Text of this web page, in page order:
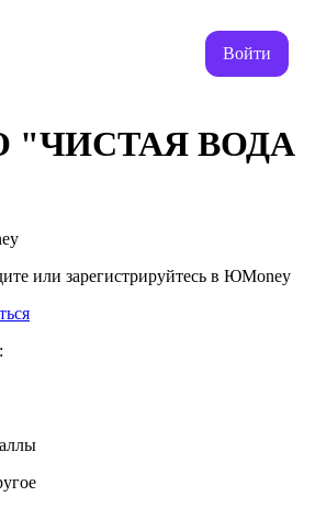
Войти
"ЧИСТАЯ ВОДА
или зарегистрируйтесь в ЮMoney